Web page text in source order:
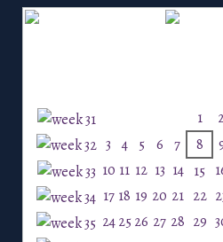
1
3 4 5 6 7 8
10 11 12 13 14 15
17 18 19 20 21 22
24 25 26 27 28 29